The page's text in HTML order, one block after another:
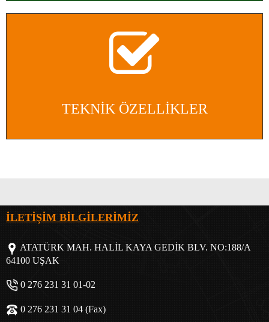
TEKNİK ÖZELLİKLER
İLETİŞİM BİLGİLERİMİZ
ATATÜRK MAH. HALİL KAYA GEDİK BLV. NO:188/A
64100 UŞAK
0 276 231 31 01-02
0 276 231 31 04 (Fax)